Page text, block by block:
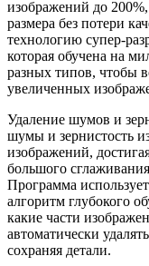
изображений до
размера без потери
технологию супер-
которая обучена на
разных типов, чтобы
увеличенных
Удаление шумов и
шумы и зернистость
изображений,
большого
Программа
алгоритм глубокого
какие части
автоматически
сохраняя детали.